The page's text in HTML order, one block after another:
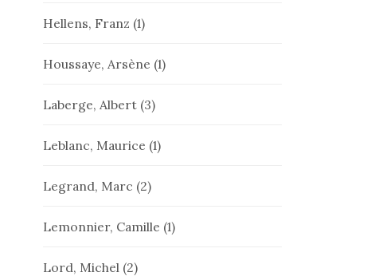
Hellens, Franz (1)
Houssaye, Arsène (1)
Laberge, Albert (3)
Leblanc, Maurice (1)
Legrand, Marc (2)
Lemonnier, Camille (1)
Lord, Michel (2)